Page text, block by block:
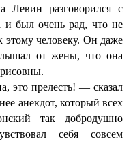
Левин разговорился с
и был очень рад, что не
этому человеку. Он даже
от жены, что она
это прелесть! — сказал
анекдот, который всех
так добродушно
себя совсем